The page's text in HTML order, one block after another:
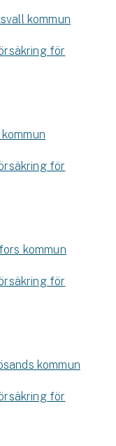
kommun
för
för
kommun
för
kommun
för